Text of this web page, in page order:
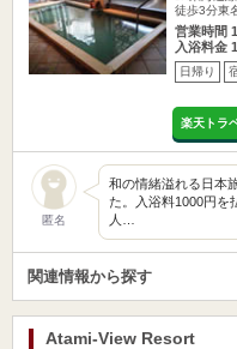
徒歩3分東
営業時間
入浴料金
日帰り
楽天トラ
匿名
和の情緒溢れる日本
た。入浴料1000円を
人…
関連情報から探す
Atami-View Resort